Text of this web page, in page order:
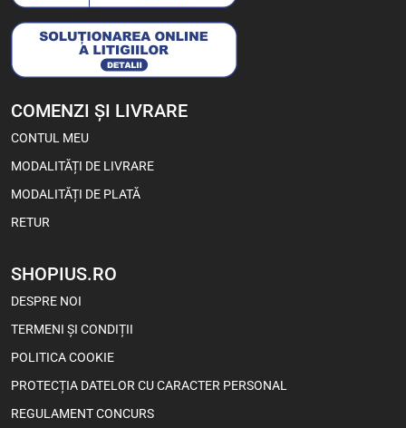
1 buc Bax (24)
Cremă de Cacao și Ciocolată
4,55Lei
3,60Lei
1 buc Bax (18)
COMENZI ȘI LIVRARE
CONTUL MEU
MODALITĂȚI DE LIVRARE
MODALITĂȚI DE PLATĂ
RETUR
SHOPIUS.RO
DESPRE NOI
TERMENI ȘI CONDIȚII
POLITICA COOKIE
PROTECȚIA DATELOR CU CARACTER PERSONAL
REGULAMENT CONCURS